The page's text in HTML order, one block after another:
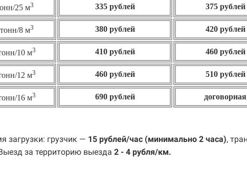
25 м3 335 рублей 375 рублей
8 м3 380 рублей 420 рублей
10 м3 410 рублей 460рублей
12 м3 460 рублей 510 рублей
16 м3 690 рублей договорная
загрузки: грузчик — 15 рублей/час (минимально 2 часа),
за территорию выезда 2 - 4 рубля/км.